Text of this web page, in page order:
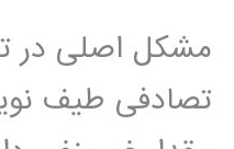
مشکل اصلی در